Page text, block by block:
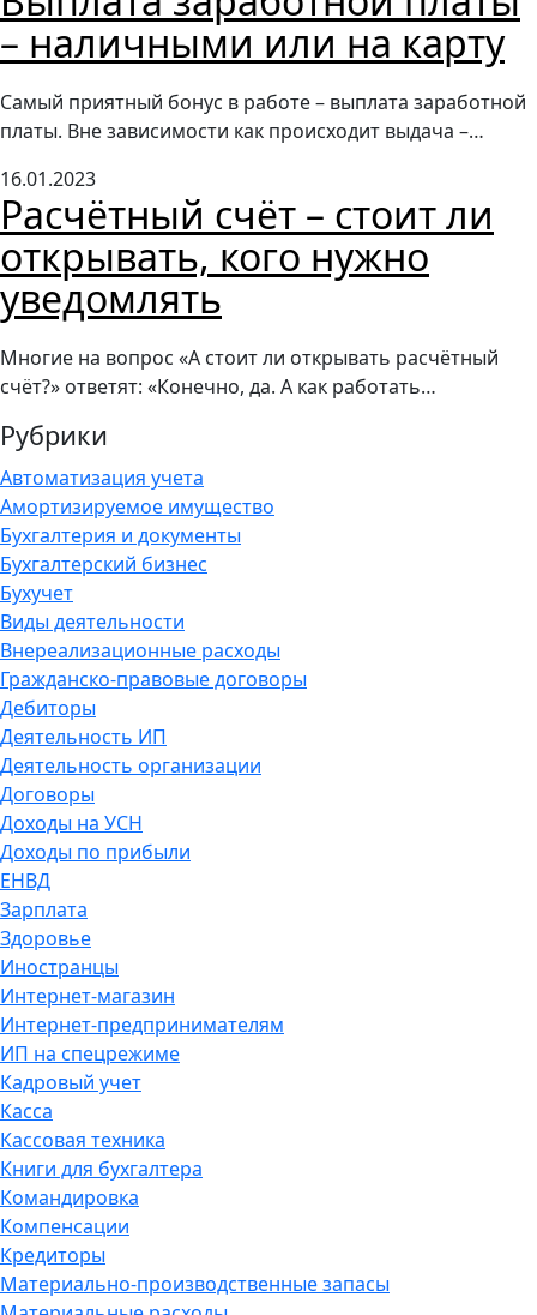
– наличными или на карту
Самый приятный бонус в работе – выплата заработной
платы. Вне зависимости как происходит выдача –…
16.01.2023
Расчётный счёт – стоит ли
открывать, кого нужно
уведомлять
Многие на вопрос «А стоит ли открывать расчётный
счёт?» ответят: «Конечно, да. А как работать…
Рубрики
Автоматизация учета
Амортизируемое имущество
Бухгалтерия и документы
Бухгалтерский бизнес
Бухучет
Виды деятельности
Внереализационные расходы
Гражданско-правовые договоры
Дебиторы
Деятельность ИП
Деятельность организации
Договоры
Доходы на УСН
Доходы по прибыли
ЕНВД
Зарплата
Здоровье
Иностранцы
Интернет-магазин
Интернет-предпринимателям
ИП на спецрежиме
Кадровый учет
Касса
Кассовая техника
Книги для бухгалтера
Командировка
Компенсации
Кредиторы
Материально-производственные запасы